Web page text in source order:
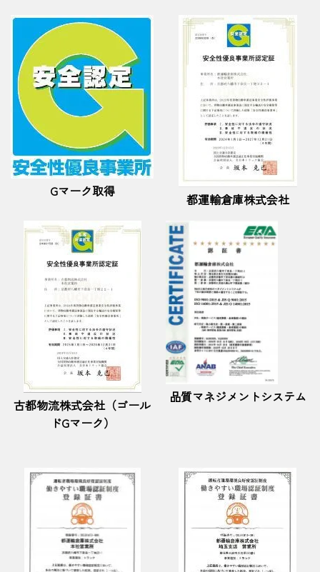
Gマーク取得 都運輸倉庫株式会社
古都物流株式会社（ゴール
ドGマーク）
品質マネジメントシステム